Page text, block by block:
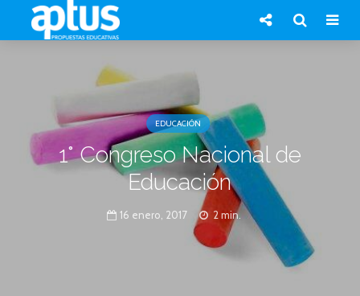
EDUCACIÓN
1° Congreso Nacional de
Educación
16 enero, 2017 2 min.